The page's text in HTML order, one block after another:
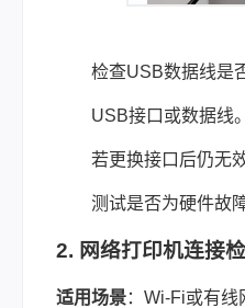
检查USB数据线是
USB接口或数据线。
若更换接口后仍无
测试是否为硬件故障
2. 网络打印机连接
适用场景：Wi-Fi或有线